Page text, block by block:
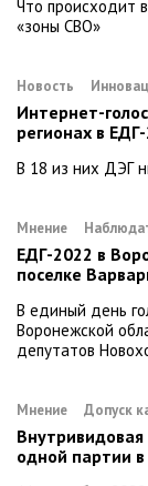
Что происходит
«зоны СВО»
Новость
Интернет-
регионах в
В 18 из них ДЭГ
Мнение
ЕДГ-2022 в
поселке
В единый день
Воронежской
депутатов
Мнение Допуск
одной партии